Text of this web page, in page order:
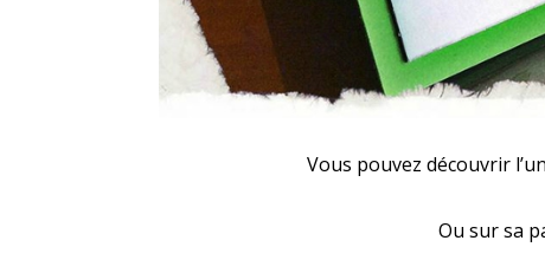
Vous pouvez découvrir
Ou sur sa